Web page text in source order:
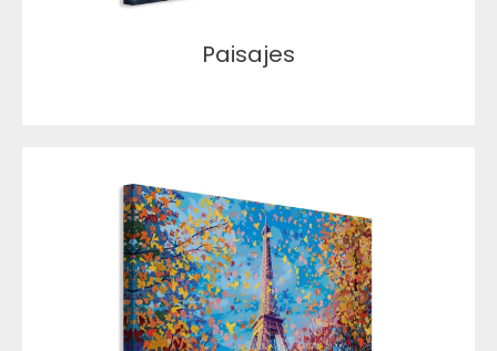
Paisajes